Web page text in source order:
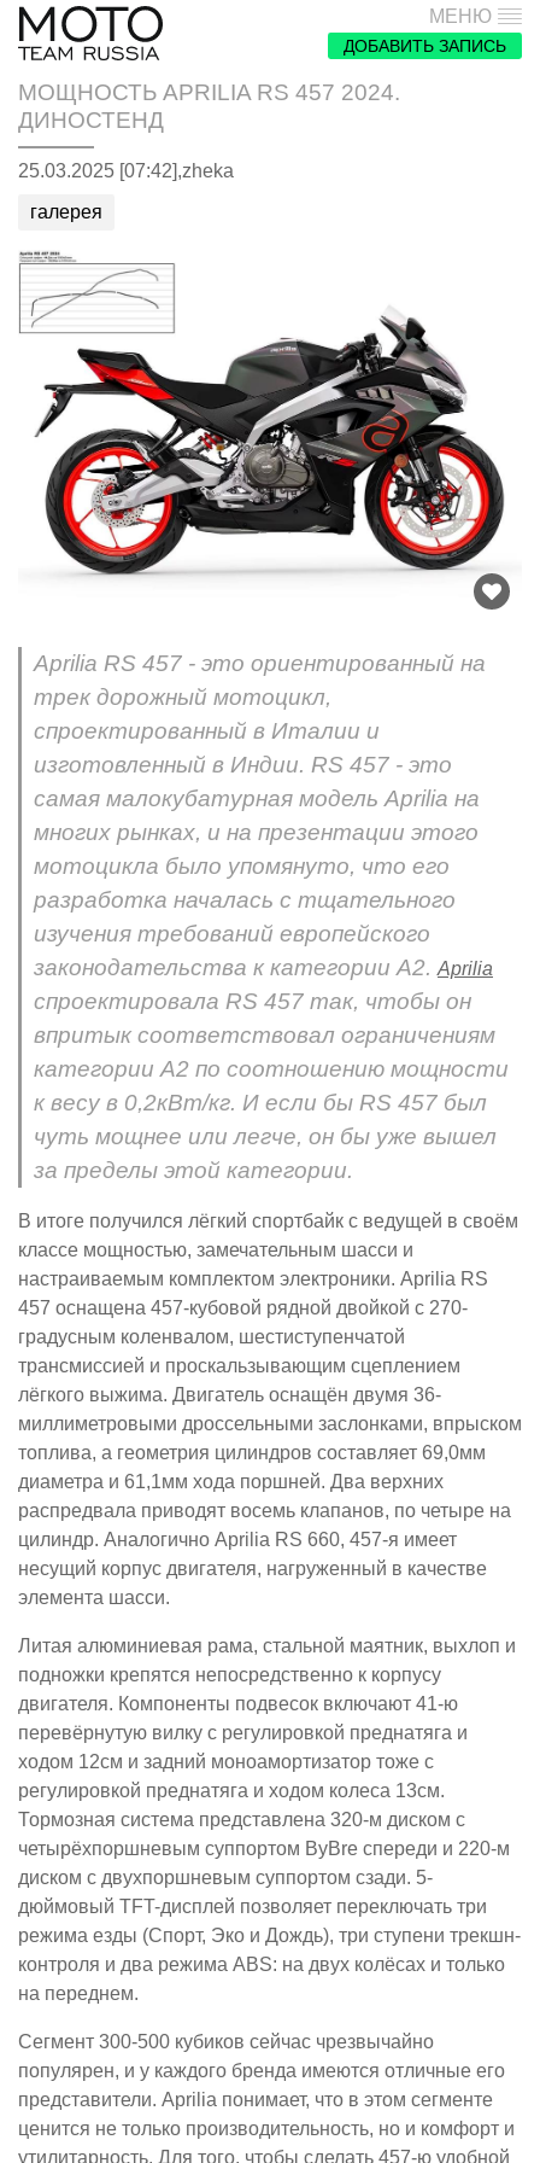
МЕНЮ
ДОБАВИТЬ ЗАПИСЬ
МОЩНОСТЬ APRILIA RS 457 2024.
ДИНОСТЕНД
25.03.2025 [07:42],zheka
галерея
Aprilia RS 457 - это ориентированный на
трек дорожный мотоцикл,
спроектированный в Италии и
изготовленный в Индии. RS 457 - это
самая малокубатурная модель Aprilia на
многих рынках, и на презентации этого
мотоцикла было упомянуто, что его
разработка началась с тщательного
изучения требований европейского
законодательства к категории A2.Aprilia
спроектировала RS 457 так, чтобы он
впритык соответствовал ограничениям
категории A2 по соотношению мощности
к весу в 0,2кВт/кг. И если бы RS 457 был
чуть мощнее или легче, он бы уже вышел
за пределы этой категории.
В итоге получился лёгкий спортбайк с ведущей в своём
классе мощностью, замечательным шасси и
настраиваемым комплектом электроники. Aprilia RS
457 оснащена 457-кубовой рядной двойкой с 270-
градусным коленвалом, шестиступенчатой
трансмиссией и проскальзывающим сцеплением
лёгкого выжима. Двигатель оснащён двумя 36-
миллиметровыми дроссельными заслонками, впрыском
топлива, а геометрия цилиндров составляет 69,0мм
диаметра и 61,1мм хода поршней. Два верхних
распредвала приводят восемь клапанов, по четыре на
цилиндр. Аналогично Aprilia RS 660, 457-я имеет
несущий корпус двигателя, нагруженный в качестве
элемента шасси.
Литая алюминиевая рама, стальной маятник, выхлоп и
подножки крепятся непосредственно к корпусу
двигателя. Компоненты подвесок включают 41-ю
перевёрнутую вилку с регулировкой преднатяга и
ходом 12см и задний моноамортизатор тоже с
регулировкой преднатяга и ходом колеса 13см.
Тормозная система представлена 320-м диском с
четырёхпоршневым суппортом ByBre спереди и 220-м
диском с двухпоршневым суппортом сзади. 5-
дюймовый TFT-дисплей позволяет переключать три
режима езды (Спорт, Эко и Дождь), три ступени трекшн-
контроля и два режима ABS: на двух колёсах и только
на переднем.
Сегмент 300-500 кубиков сейчас чрезвычайно
популярен, и у каждого бренда имеются отличные его
представители. Aprilia понимает, что в этом сегменте
ценится не только производительность, но и комфорт и
утилитарность. Для того, чтобы сделать 457-ю удобной